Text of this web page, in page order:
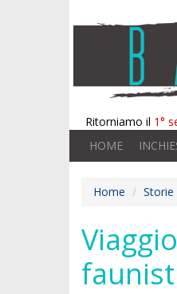
Ritorniamo il 1°
HOME
Home Storie